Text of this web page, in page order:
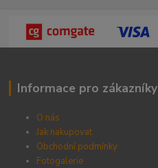
Informace pro zákazníky
O nás
Jak nakupovat
Obchodní podmínky
Fotogalerie